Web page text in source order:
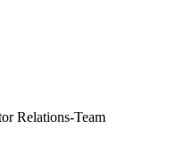
Relations-Team